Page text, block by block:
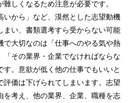
しくなるため注意が必要です。
いから」など、漠然とした志望動機
まい、書類選考すら受からない可能
で大切なのは「仕事へのやる気や熱
「その業界・企業でなければならな
す。意欲が低く他の仕事でもいいと
評価は下げられてしまいます。志望
を考え、他の業界、企業、職種を志